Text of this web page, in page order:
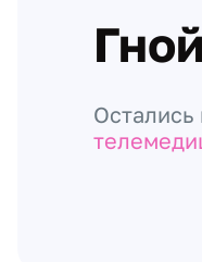
Остались